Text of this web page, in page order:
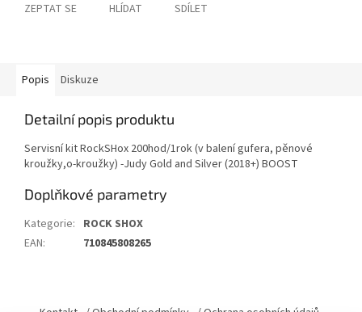
ZEPTAT SE HLÍDAT SDÍLET
Popis Diskuze
Detailní popis produktu
Servisní kit RockSHox 200hod/1rok (v balení gufera, pěnové
kroužky,o-kroužky) -Judy Gold and Silver (2018+) BOOST
Doplňkové parametry
Kategorie: ROCK SHOX
EAN: 710845808265